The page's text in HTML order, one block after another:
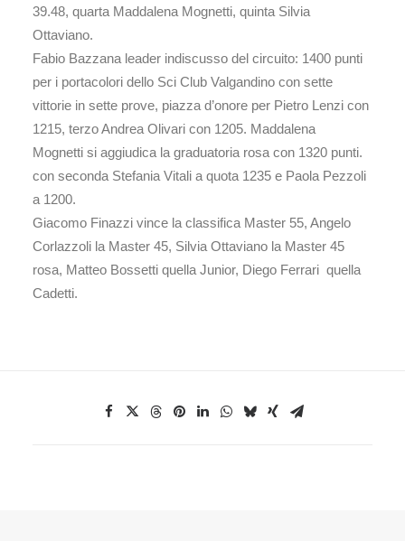
39.48, quarta Maddalena Mognetti, quinta Silvia
Ottaviano.
Fabio Bazzana leader indiscusso del circuito: 1400 punti
per i portacolori dello Sci Club Valgandino con sette
vittorie in sette prove, piazza d’onore per Pietro Lenzi con
1215, terzo Andrea Olivari con 1205. Maddalena
Mognetti si aggiudica la graduatoria rosa con 1320 punti.
con seconda Stefania Vitali a quota 1235 e Paola Pezzoli
a 1200.
Giacomo Finazzi vince la classifica Master 55, Angelo
Corlazzoli la Master 45, Silvia Ottaviano la Master 45
rosa, Matteo Bossetti quella Junior, Diego Ferrari quella
Cadetti.